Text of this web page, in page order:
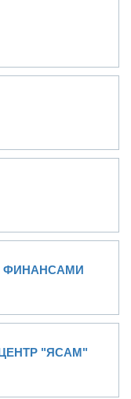
ФИНАНСАМИ
"ЯСАМ"